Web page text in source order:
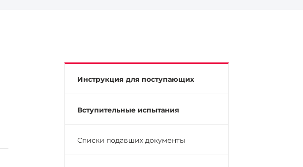
Инструкция для поступающих
Вступительные испытания
Списки подавших документы